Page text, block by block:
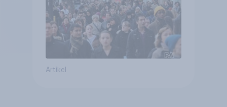
Artikel